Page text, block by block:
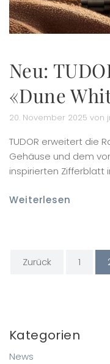
Neu:
«Dune
20. November 2025 von
TUDOR erweitert die
Gehäuse und dem
inspirierten Zifferblatt
Weiterlesen
Zurück 1
Kategorien
News